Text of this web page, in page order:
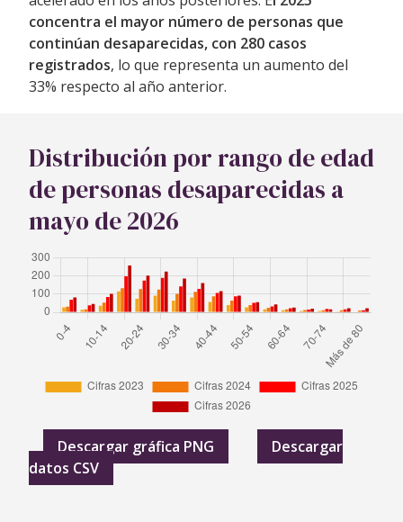
concentra el mayor número de personas que
continúan desaparecidas, con 280 casos
registrados, lo que representa un aumento del
33% respecto al año anterior.
Distribución por rango de edad
de personas desaparecidas a
mayo de 2026
Descargar gráfica PNG
Descargar
datos CSV